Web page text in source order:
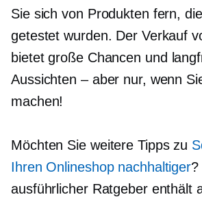
Sie sich von Produkten fern,
getestet wurden. Der Verkauf
bietet große Chancen und
Aussichten – aber nur, wenn
machen!
Möchten Sie weitere Tipps zu
Ihren Onlineshop nachhaltiger?
ausführlicher Ratgeber enthält